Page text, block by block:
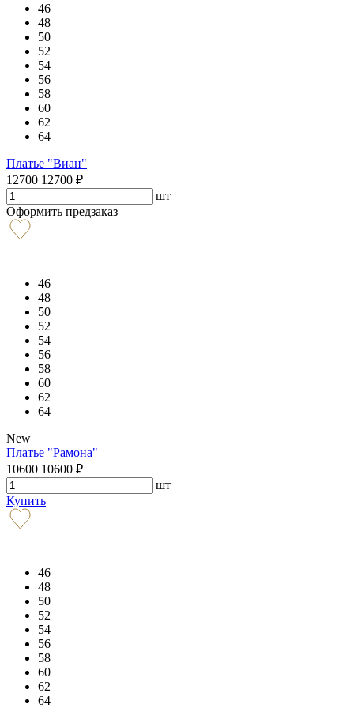
46
48
50
52
54
56
58
60
62
64
Платье "Виан"
12700 12700 ₽
шт
Оформить предзаказ
46
48
50
52
54
56
58
60
62
64
New
Платье "Рамона"
10600 10600 ₽
шт
Купить
46
48
50
52
54
56
58
60
62
64